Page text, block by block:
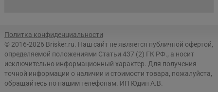
Политка конфиденциальности
© 2016-2026 Brisker.ru. Наш сайт не является публичной офертой,
определяемой положениями Статьи 437 (2) ГК РФ., а носит
исключительно информационный характер. Для получения
точной информации о наличии и стоимости товара, пожалуйста,
обращайтесь по нашим телефонам. ИП Юдин А.В.